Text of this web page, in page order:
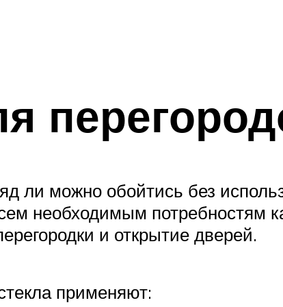
ли можно обойтись без
необходимым потребностям
и открытие дверей.
применяют: